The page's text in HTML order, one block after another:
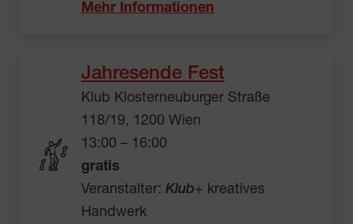
Mehr Informationen
Jahresende Fest
Klub Klosterneuburger Straße
118/19, 1200 Wien
13:00 – 16:00
gratis
Veranstalter: Klub+ kreatives
Handwerk